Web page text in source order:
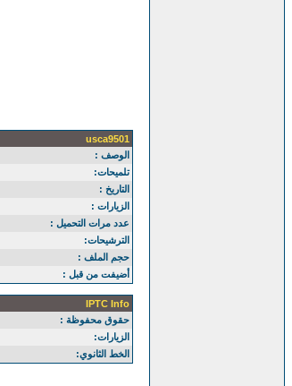
usca9501
الوصف :
تلميحات:
التاريخ :
الزيارات :
عدد مرات التحميل :
الترشيحات:
حجم الملف :
أضيفت من قبل :
IPTC Info
حقوق محفوظة :
الزيارات:
الخط الثانوي: